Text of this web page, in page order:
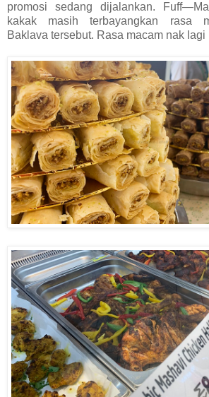
promosi sedang dijalankan.
kakak masih terbayangkan rasa
Baklava tersebut. Rasa macam nak lagi